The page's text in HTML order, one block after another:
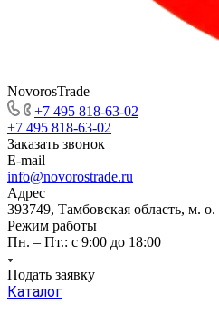
NovorosTrade
+7 495 818-63-02
+7 495 818-63-02
Заказать звонок
E-mail
info@novorostrade.ru
Адрес
393749, Тамбовская область, м.
Режим работы
Пн. – Пт.: с 9:00 до 18:00
Подать заявку
Каталог